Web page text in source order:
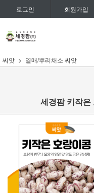
로그인 회원가입
씨앗 열매/뿌리채소 씨앗
세경팜 키작은